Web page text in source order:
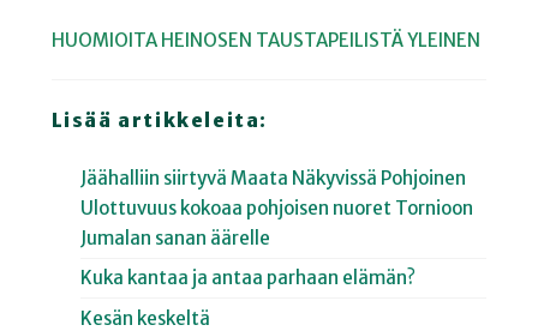
HUOMIOITA HEINOSEN TAUSTAPEILISTÄYLEINEN
Lisää artikkeleita:
Jäähalliin siirtyvä Maata Näkyvissä Pohjoinen
Ulottuvuus kokoaa pohjoisen nuoret Tornioon
Jumalan sanan äärelle
Kuka kantaa ja antaa parhaan elämän?
Kesän keskeltä